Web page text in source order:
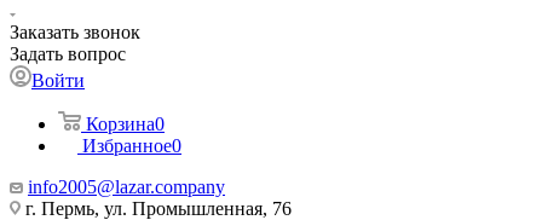
Заказать звонок
Задать вопрос
Войти
Корзина0
Избранное0
info2005@lazar.company
г. Пермь, ул. Промышленная, 76